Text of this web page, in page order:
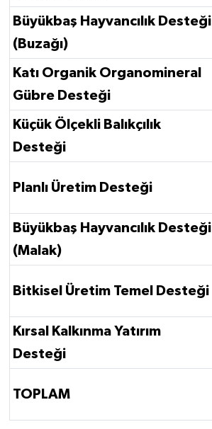
Büyükbaş Hayvancılık Desteği
(Buzağı)
Katı Organik Organomineral
Gübre Desteği
Küçük Ölçekli Balıkçılık
Desteği
Planlı Üretim Desteği
Büyükbaş Hayvancılık Desteği
(Malak)
Bitkisel Üretim Temel Desteği
Kırsal Kalkınma Yatırım
Desteği
TOPLAM